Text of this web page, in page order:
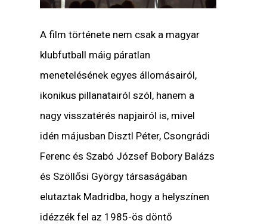
A film története nem csak a magyar
klubfutball máig páratlan
menetelésének egyes állomásairól,
ikonikus pillanatairól szól, hanem a
nagy visszatérés napjairól is, mivel
idén májusban Disztl Péter, Csongrádi
Ferenc és Szabó József Bobory Balázs
és Szöllősi György társaságában
elutaztak Madridba, hogy a helyszínen
idézzék fel az 1985-ös döntő